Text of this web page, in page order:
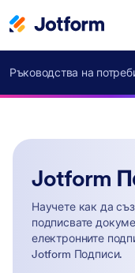
Ръководства на
Jotform
Научете как да
подписвате
електронните
Jotform Подписи.